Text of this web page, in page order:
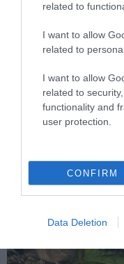
related to
I want to allow
related to
I want to allow
related to
functionality and
user protection.
CONFIRM
Data Deletion
HŐKUPOLA
FELETT: MI EZ A
FEDŐ, ÉS MI TÖRTÉNIK
ALATTA A